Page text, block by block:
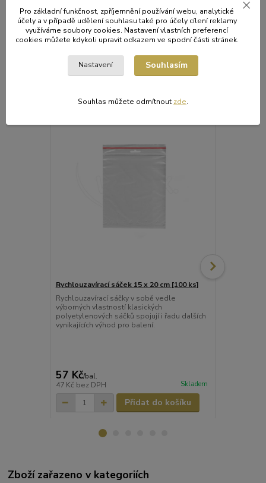
Původ zboží
Související zboží 6
Rychlouzavírací sáček 15 x 20 cm [100 ks]
Rychlouzavírací sáčky v sobě vedle
výborných vlastností klasických
polyetylenových sáčků spojují i řadu dalších
vynikajících výhod pro balení.
57 Kč/bal.
47 Kč bez DPH Skladem
Přidat do košíku
Zboží zařazeno v kategoriích
Pro základní funkčnost, zpříjemnění používání webu, analytické
účely a v případě udělení souhlasu také pro účely cílení reklamy
využíváme soubory cookies. Nastavení vlastních preferencí
cookies můžete kdykoli upravit odkazem ve spodní části stránek.
Nastavení Souhlasím
Souhlas můžete odmítnout zde.